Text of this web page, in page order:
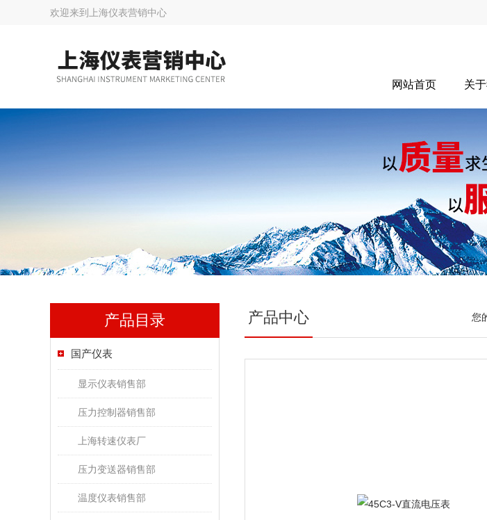
欢迎来到 上海仪表营销中心
网站首页 关
产品目录
国产仪表
显示仪表销售部
压力控制器销售部
上海转速仪表厂
压力变送器销售部
温度仪表销售部
产品中心 您